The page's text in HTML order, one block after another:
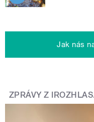
Jak nás
ZPRÁVY Z